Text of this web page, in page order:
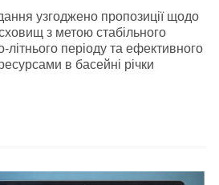
узгоджено пропозиції щодо
з метою стабільного
періоду та ефективного
в басейні річки